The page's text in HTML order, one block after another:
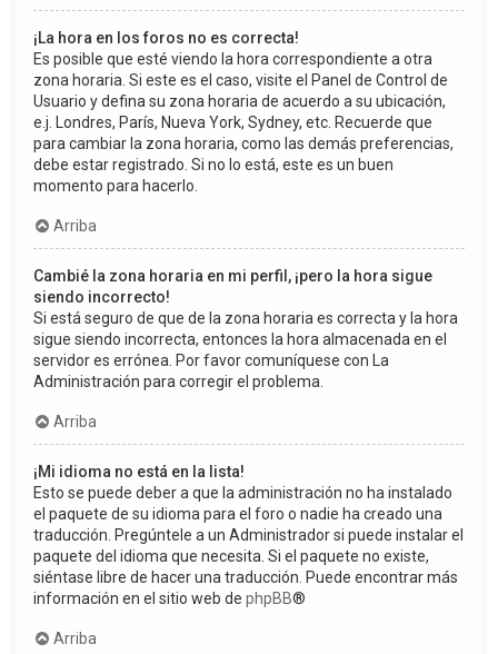
¡La hora en los foros no es correcta!
Es posible que esté viendo la hora correspondiente a otra
zona horaria. Si este es el caso, visite el Panel de Control de
Usuario y defina su zona horaria de acuerdo a su ubicación,
e.j. Londres, París, Nueva York, Sydney, etc. Recuerde que
para cambiar la zona horaria, como las demás preferencias,
debe estar registrado. Si no lo está, este es un buen
momento para hacerlo.
Arriba
Cambié la zona horaria en mi perfil, ¡pero la hora sigue
siendo incorrecto!
Si está seguro de que de la zona horaria es correcta y la hora
sigue siendo incorrecta, entonces la hora almacenada en el
servidor es errónea. Por favor comuníquese con La
Administración para corregir el problema.
Arriba
¡Mi idioma no está en la lista!
Esto se puede deber a que la administración no ha instalado
el paquete de su idioma para el foro o nadie ha creado una
traducción. Pregúntele a un Administrador si puede instalar el
paquete del idioma que necesita. Si el paquete no existe,
siéntase libre de hacer una traducción. Puede encontrar más
información en el sitio web de phpBB®
Arriba